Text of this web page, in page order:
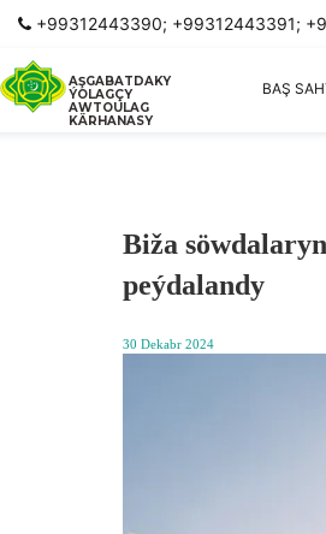
+99312443390; +99312443391;
AŞGABATDAKY
ÝOLAGÇY
AWTOULAG
KÄRHANASY
BAŞ
Biža
peýdalandy
30 Dekabr 2024